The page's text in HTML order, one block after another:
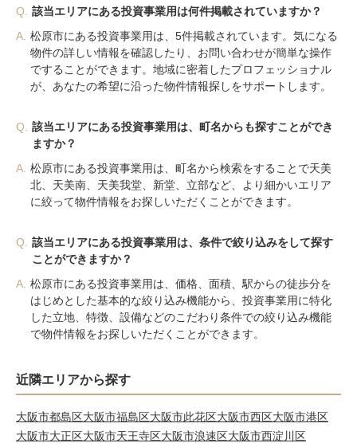
Q.
該当エリアにある投資事業用は何件掲載されていますか？
A. 松原市にある投資事業用は、5件掲載されています。気になる
物件の詳しい情報を確認したり、お問い合わせが簡単な操作
ですることができます。地域に密着したプロフェッショナル
が、あなたの希望に沿った物件情報探しをサポートします。
Q.
該当エリアにある投資事業用は、町名からも探すことができ
ますか？
A. 松原市にある投資事業用は、町名から検索をすることで天美
北、天美南、天美我堂、新堂、立部など、より細かいエリア
に絞って物件情報をお探しいただくことができます。
Q.
該当エリアにある投資事業用は、条件で絞り込みをして探す
ことができますか？
A. 松原市にある投資事業用は、価格、面積、駅からの徒歩分を
はじめとした基本的な絞り込み機能から、投資事業用に特化
した立地、特徴、設備などのこだわり条件での絞り込み機能
で物件情報をお探しいただくことができます。
近隣エリアから探す
大阪市都島区大阪市福島区大阪市此花区大阪市西区大阪市港区
大阪市大正区大阪市天王寺区大阪市浪速区大阪市西淀川区